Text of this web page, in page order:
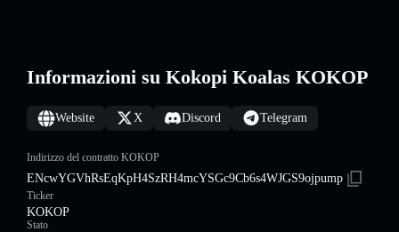
Informazioni su Kokopi Koalas KOKOP
Website X Discord Telegram
Indirizzo del contratto KOKOP
ENcwYGVhRsEqKpH4SzRH4mcYSGc9Cb6s4WJGS9ojpump
Ticker
KOKOP
Stato